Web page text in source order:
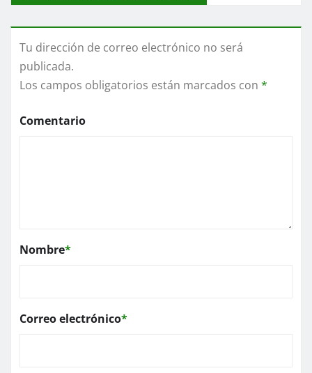
Tu dirección de correo electrónico no será
publicada.
Los campos obligatorios están marcados con *
Comentario
Nombre*
Correo electrónico*